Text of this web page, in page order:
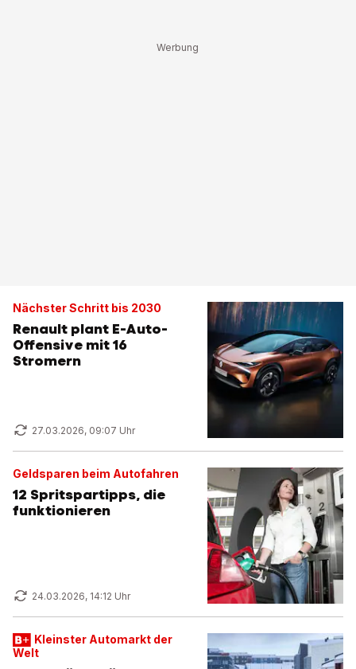
Nächster Schritt bis 2030
Renault plant E-Auto-
Offensive mit 16
Stromern
27.03.2026, 09:07 Uhr
Geldsparen beim Autofahren
12 Spritspartipps, die
funktionieren
24.03.2026, 14:12 Uhr
Kleinster Automarkt der
Welt